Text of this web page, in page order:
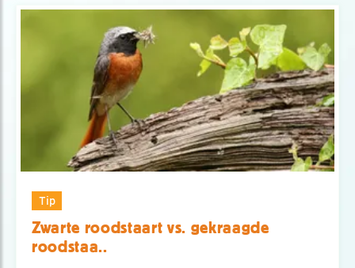
Tip
Zwarte roodstaart vs. gekraagde
roodstaa..